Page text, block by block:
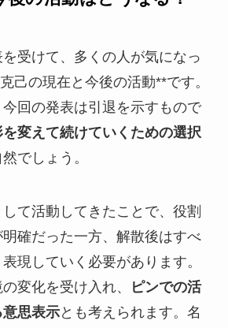
受けて、多くの人が気になっ
己の現在と今後の活動**です。
回の発表は引退を示すもので
変えて続けていくための選択
でしょう。
て活動してきたことで、役割
確だった一方、解散後はすべ
現していく必要があります。
変化を受け入れ、
ピンでの活
思表示とも考えられます。名